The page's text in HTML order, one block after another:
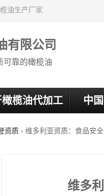
油生产厂家
有限公司
可靠的橄榄油
橄榄油代加工 中
资质 › 维多利亚资质：食品安
维多